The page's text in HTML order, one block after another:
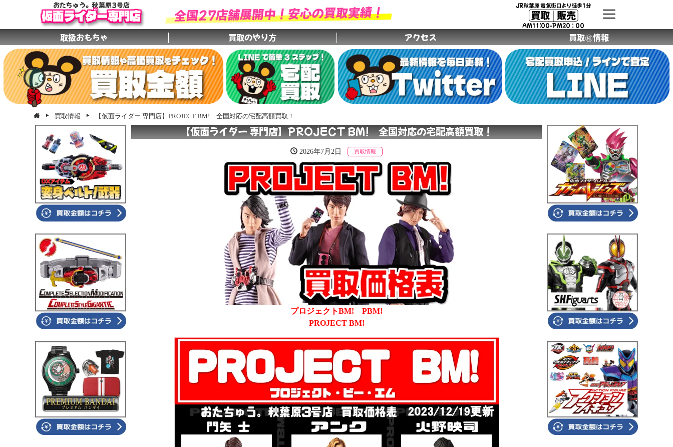
おたちゅう。秋葉原3号店
仮面ライダー専門店 全国27店舗展開中！安心の買取実績！ JR秋葉原 電気街口より徒歩1分
買取│販売
AM11:00-PM20：00
取扱おもちゃ 買取のやり方 アクセス 買取㊙情報
グループ店舗
買取情報 【仮面ライダー 専門店】PROJECT BM! 全国対応の宅配高額買取！
【仮面ライダー 専門店】PROJECT BM! 全国対応の宅配高額買取！
2026年7月2日 買取情報
プロジェクトBM! PBM!
PROJECT BM!